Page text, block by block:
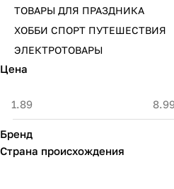
ТОВАРЫ ДЛЯ ПРАЗДНИКА
ХОББИ СПОРТ ПУТЕШЕСТВИЯ
ЭЛЕКТРОТОВАРЫ
Цена
Бренд
Страна происхождения